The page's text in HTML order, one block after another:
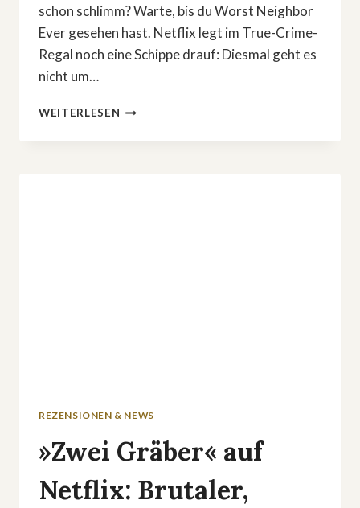
schon schlimm? Warte, bis du Worst Neighbor
Ever gesehen hast. Netflix legt im True-Crime-
Regal noch eine Schippe drauf: Diesmal geht es
nicht um…
WEITERLESEN TRUE
DIESE
REZENSIONEN & NEWS
»Zwei Gräber« auf
Netflix: Brutaler,